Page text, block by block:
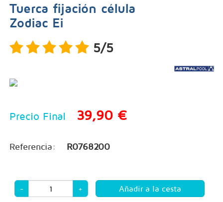
Tuerca fijación célula
Zodiac Ei
5/5
Precio Final 39,90 €
Referencia: R0768200
- +